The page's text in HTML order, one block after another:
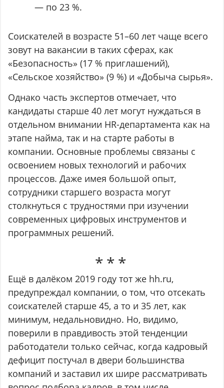
— по 23 %.
Соискателей в возрасте 51–60 лет чаще всего
зовут на вакансии в таких сферах, как
«Безопасность» (17 % приглашений),
«Сельское хозяйство» (9 %) и «Добыча сырья».
Однако часть экспертов отмечает, что
кандидаты старше 40 лет могут нуждаться в
отдельном внимании HR-департамента как на
этапе найма, так и на старте работы в
компании. Основные проблемы связаны с
освоением новых технологий и рабочих
процессов. Даже имея большой опыт,
сотрудники старшего возраста могут
столкнуться с трудностями при изучении
современных цифровых инструментов и
программных решений.
Ещё в далёком 2019 году тот же hh.ru,
предупреждал компании, о том, что отсекать
соискателей старше 45, а то и 35 лет, как
минимум, недальновидно. Но, видимо,
поверили в правдивость этой тенденции
работодатели только сейчас, когда кадровый
дефицит постучал в двери большинства
компаний и заставил их шире рассматривать